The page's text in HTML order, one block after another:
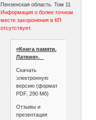
Пензенская область. Том 11
Информация о более точном
месте захоронения в КП
отсутствует.
«Книга памяти.
Латвия».
Скачать
электронную
версию (формат
PDF, 290 Мб)
Отзывы и
презентация